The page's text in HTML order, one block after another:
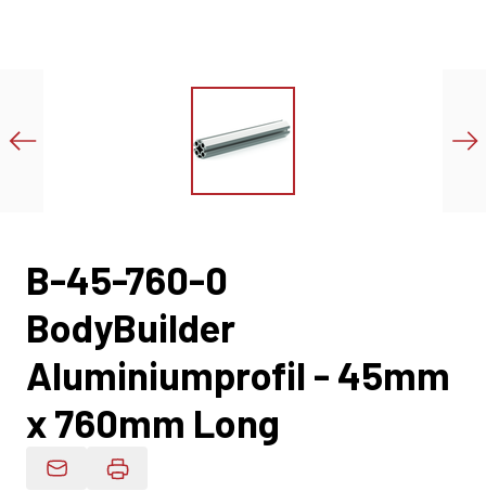
B-45-760-0
BodyBuilder
Aluminiumprofil - 45mm
x 760mm Long
Produktdaten Per E-Mail